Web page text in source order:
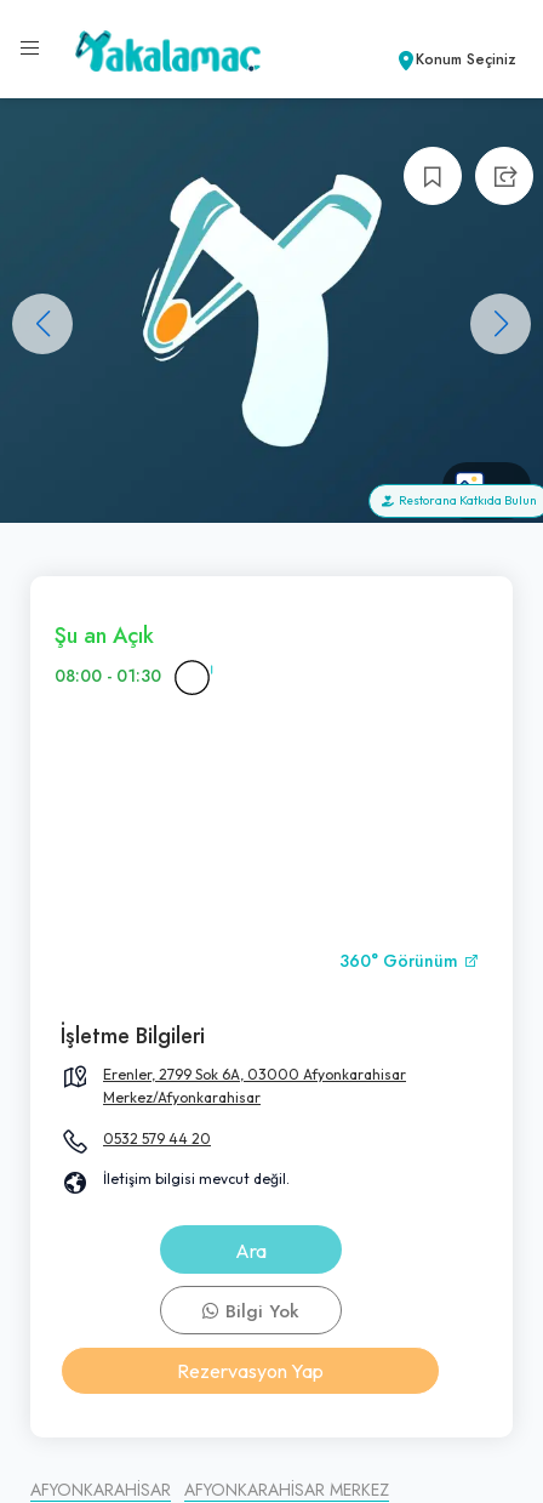
Konum Seçiniz
+0
Restorana Katkıda Bulun
AFYONKARAHISAR AFYONKARAHISAR MERKEZ
Şu an Açık
08:00 - 01:30
360° Görünüm
İşletme Bilgileri
Erenler, 2799 Sok 6A, 03000 Afyonkarahisar
Merkez/Afyonkarahisar
0532 579 44 20
İletişim bilgisi mevcut değil.
Ara
Bilgi Yok
Rezervasyon Yap